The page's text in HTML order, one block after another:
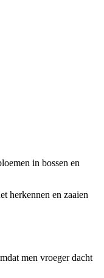
in bossen en
herkennen en zaaien
men vroeger dacht